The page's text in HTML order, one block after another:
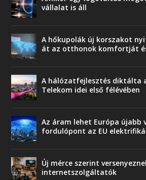
vállalat is áll
A hőkupolák új korszakot
át az otthonok komfortját
A hálózatfejlesztés diktálta
Telekom idei első félévében
Az áram lehet Európa újabb
fordulópont az EU
Új mérce szerint
internetszolgáltatók